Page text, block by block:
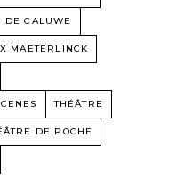
DE CALUWE
MAETERLINCK
THÉÂTRE
DE POCHE